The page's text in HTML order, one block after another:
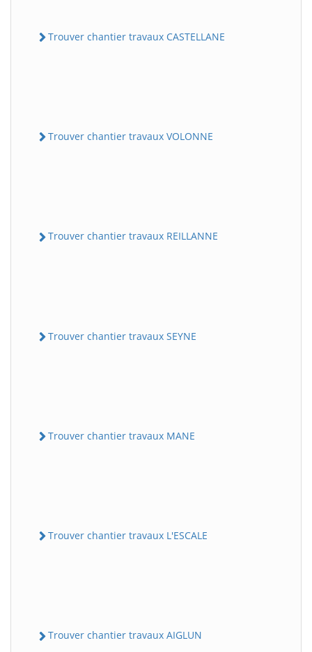
Trouver chantier travaux CASTELLANE
Trouver chantier travaux VOLONNE
Trouver chantier travaux REILLANNE
Trouver chantier travaux SEYNE
Trouver chantier travaux MANE
Trouver chantier travaux L'ESCALE
Trouver chantier travaux AIGLUN